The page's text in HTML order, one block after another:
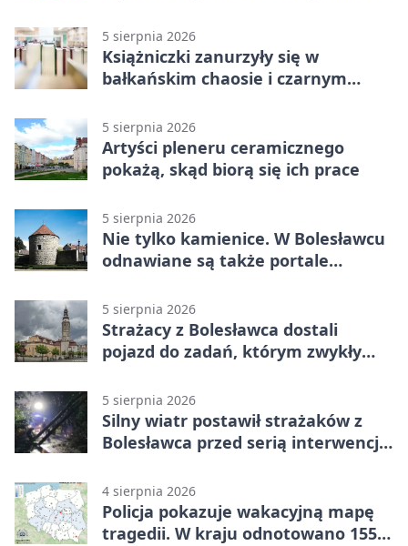
5 sierpnia 2026
Książniczki zanurzyły się w
bałkańskim chaosie i czarnym
5 sierpnia 2026
Artyści pleneru ceramicznego
pokażą, skąd biorą się ich prace
5 sierpnia 2026
Nie tylko kamienice. W Bolesławcu
odnawiane są także portale
5 sierpnia 2026
Strażacy z Bolesławca dostali
pojazd do zadań, którym zwykły
5 sierpnia 2026
Silny wiatr postawił strażaków z
Bolesławca przed serią interwencji -
4 sierpnia 2026
Policja pokazuje wakacyjną mapę
tragedii. W kraju odnotowano 155